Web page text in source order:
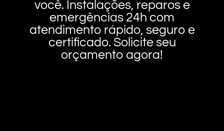
você. Instalações, reparos e
emergências 24h com
atendimento rápido, seguro e
certificado. Solicite seu
orçamento agora!